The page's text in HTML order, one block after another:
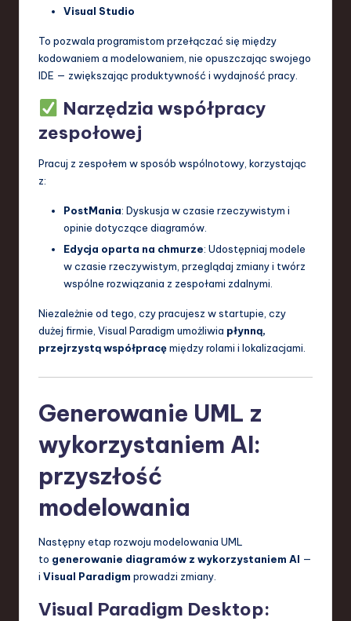
Visual Studio
To pozwala programistom przełączać się między
kodowaniem a modelowaniem, nie opuszczając swojego
IDE — zwiększając produktywność i wydajność pracy.
Narzędzia współpracy
zespołowej
Pracuj z zespołem w sposób wspólnotowy, korzystając
z:
PostMania: Dyskusja w czasie rzeczywistym i
opinie dotyczące diagramów.
Edycja oparta na chmurze: Udostępniaj modele
w czasie rzeczywistym, przeglądaj zmiany i twórz
wspólne rozwiązania z zespołami zdalnymi.
Niezależnie od tego, czy pracujesz w startupie, czy
dużej firmie, Visual Paradigm umożliwia płynną,
przejrzystą współpracęmiędzy rolami i lokalizacjami.
Generowanie UML z
wykorzystaniem AI:
przyszłość
modelowania
Następny etap rozwoju modelowania UML
to generowanie diagramów z wykorzystaniem AI —
i Visual Paradigm prowadzi zmiany.
Visual Paradigm Desktop: